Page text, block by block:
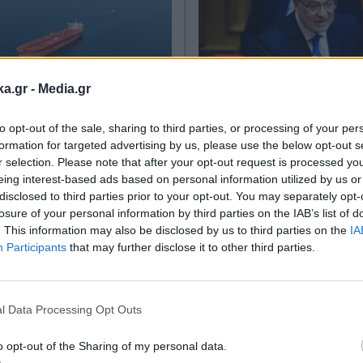
- Media.gr
opt-out of the sale, sharing to third parties, or processing of your
for targeted advertising by us, please use the below opt-out
selection. Please note that after your opt-out request is processed
interest-based ads based on personal information utilized by us
to third parties prior to your opt-out. You may separately
of your personal information by third parties on the IAB’s list of
This information may also be disclosed by us to third parties on the
Participants that may further disclose it to other third parties.
Data Processing Opt Outs
opt-out of the Sharing of my personal data.
16:36
NEWSROOM
για τέλη
διαδικτύου -
να μην τολμά να
ξανά"
ΠΟΛΙΤΙΚΗ 14.05.2026
PARAPOLITIKA
Γιώργος
Στηρίζει την
άρση ανωνυμίας
διαδίκτυο - "Να
όνομα και
newsletter